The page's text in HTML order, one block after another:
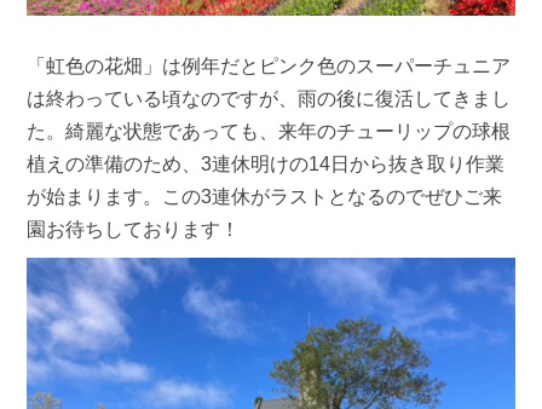
「虹色の花畑」は例年だとピンク色のスーパーチュニア
は終わっている頃なのですが、雨の後に復活してきまし
た。綺麗な状態であっても、来年のチューリップの球根
植えの準備のため、3連休明けの14日から抜き取り作業
が始まります。この3連休がラストとなるのでぜひご来
園お待ちしております！